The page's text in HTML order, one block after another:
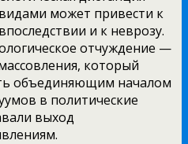
может привести к
и к неврозу.
отчуждение —
который
объединяющим началом
в политические
выход